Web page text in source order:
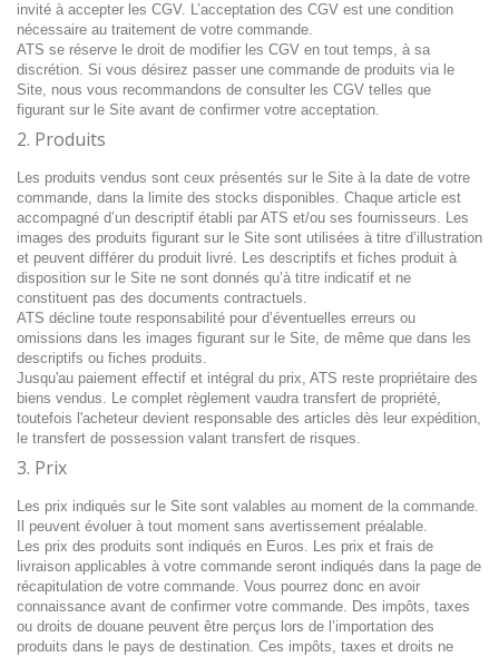
invité à accepter les CGV. L’acceptation des CGV est une condition
nécessaire au traitement de votre commande.
ATS se réserve le droit de modifier les CGV en tout temps, à sa
discrétion. Si vous désirez passer une commande de produits via le
Site, nous vous recommandons de consulter les CGV telles que
figurant sur le Site avant de confirmer votre acceptation.
2. Produits
Les produits vendus sont ceux présentés sur le Site à la date de votre
commande, dans la limite des stocks disponibles. Chaque article est
accompagné d’un descriptif établi par ATS et/ou ses fournisseurs. Les
images des produits figurant sur le Site sont utilisées à titre d’illustration
et peuvent différer du produit livré. Les descriptifs et fiches produit à
disposition sur le Site ne sont donnés qu’à titre indicatif et ne
constituent pas des documents contractuels.
ATS décline toute responsabilité pour d’éventuelles erreurs ou
omissions dans les images figurant sur le Site, de même que dans les
descriptifs ou fiches produits.
Jusqu'au paiement effectif et intégral du prix, ATS reste propriétaire des
biens vendus. Le complet règlement vaudra transfert de propriété,
toutefois l'acheteur devient responsable des articles dès leur expédition,
le transfert de possession valant transfert de risques.
3. Prix
Les prix indiqués sur le Site sont valables au moment de la commande.
Il peuvent évoluer à tout moment sans avertissement préalable.
Les prix des produits sont indiqués en Euros. Les prix et frais de
livraison applicables à votre commande seront indiqués dans la page de
récapitulation de votre commande. Vous pourrez donc en avoir
connaissance avant de confirmer votre commande. Des impôts, taxes
ou droits de douane peuvent être perçus lors de l’importation des
produits dans le pays de destination. Ces impôts, taxes et droits ne